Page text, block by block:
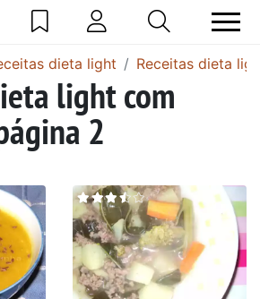
dieta light Receitas dieta
light com
2